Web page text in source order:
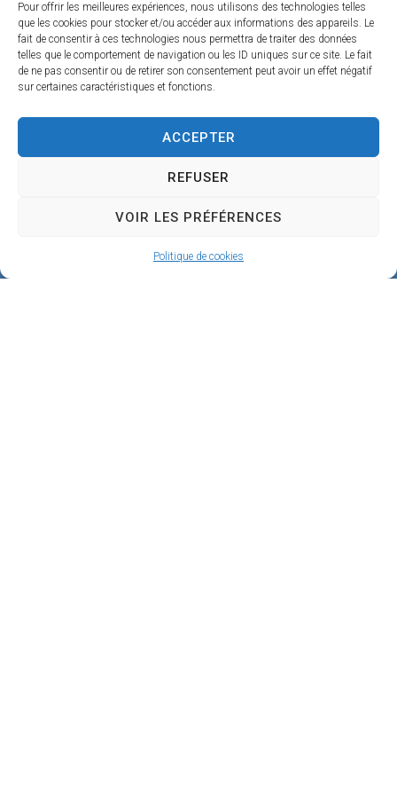
Pour offrir les meilleures expériences, nous utilisons des technologies telles
que les cookies pour stocker et/ou accéder aux informations des appareils. Le
fait de consentir à ces technologies nous permettra de traiter des données
telles que le comportement de navigation ou les ID uniques sur ce site. Le fait
de ne pas consentir ou de retirer son consentement peut avoir un effet négatif
sur certaines caractéristiques et fonctions.
ACCEPTER
REFUSER
VOIR LES PRÉFÉRENCES
Politique de cookies
C
h
a
n
g
e